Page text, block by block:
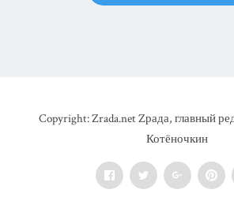
Copyright: Zrada.net Zрада, главный
Котёночкин
FacebookTwitter Google+